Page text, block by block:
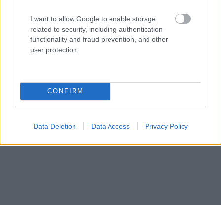
I want to allow Google to enable storage
related to security, including authentication
functionality and fraud prevention, and other
user protection.
CONFIRM
Data Deletion Data Access Privacy Policy
Campeggio
Lago di Varna
Servizi / Posizione
SS. 12 Km 485